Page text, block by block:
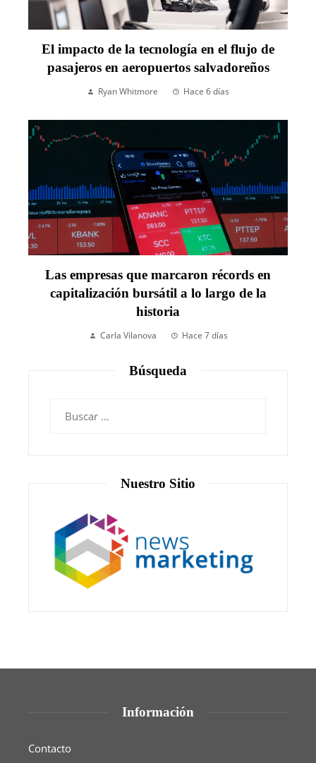
El impacto de la tecnología en el flujo de
pasajeros en aeropuertos salvadoreños
Ryan Whitmore Hace 6 días
Las empresas que marcaron récords en
capitalización bursátil a lo largo de la
historia
Carla Vilanova Hace 7 días
Búsqueda
Nuestro Sitio
Información
Contacto